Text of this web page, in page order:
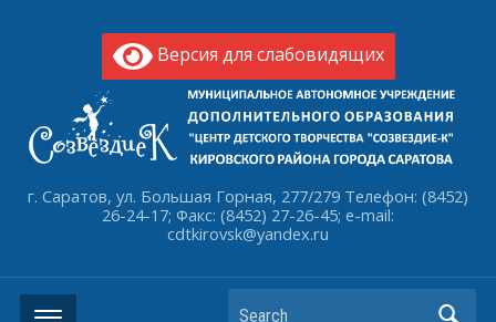
Версия для слабовидящих
г. Саратов, ул. Большая Горная, 277/279 Телефон: (8452)
26-24-17; Факс: (8452) 27-26-45; e-mail:
cdtkirovsk@yandex.ru
Search